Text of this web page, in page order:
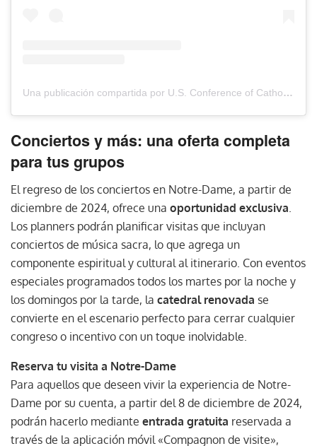
Una publicación compartida por U.S. Conference of Catholic Bishops (@usccb)
Conciertos y más: una oferta completa
para tus grupos
El regreso de los conciertos en Notre-Dame, a partir de
diciembre de 2024, ofrece una oportunidad exclusiva.
Los planners podrán planificar visitas que incluyan
conciertos de música sacra, lo que agrega un
componente espiritual y cultural al itinerario. Con eventos
especiales programados todos los martes por la noche y
los domingos por la tarde, la catedral renovada se
convierte en el escenario perfecto para cerrar cualquier
congreso o incentivo con un toque inolvidable.
Reserva tu visita a Notre-Dame
Para aquellos que deseen vivir la experiencia de Notre-
Dame por su cuenta, a partir del 8 de diciembre de 2024,
podrán hacerlo mediante entrada gratuita reservada a
través de la aplicación móvil «Compagnon de visite»,